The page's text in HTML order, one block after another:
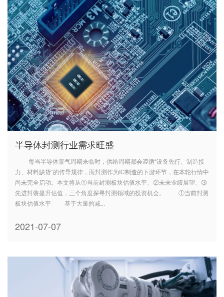
半导体封测行业需求旺盛
每当半导体景气周期来临时，供给周期都会遵循“设备先行、制造接
力、材料缺货”的传导规律，而封测作为IC制造的下游环节，在本轮行情中
尚未完全启动。本文将从①当前封测板块估值水平、②未来业绩展望、③
先进封装提升估值，三个角度探寻封测领域的投资机会。 ①当前封测
板块估值水平 基于大量的减...
2021-07-07